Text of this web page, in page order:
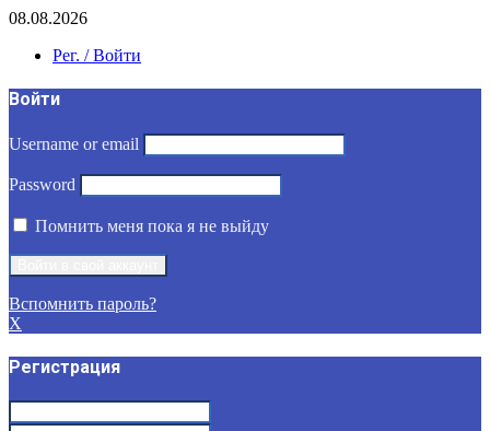
08.08.2026
Рег. / Войти
Войти
Username or email
Password
Помнить меня пока я не выйду
Вспомнить пароль?
X
Регистрация